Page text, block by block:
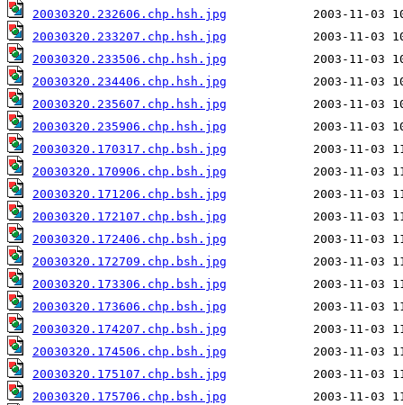
20030320.232606.chp.hsh.jpg
20030320.233207.chp.hsh.jpg
20030320.233506.chp.hsh.jpg
20030320.234406.chp.hsh.jpg
20030320.235607.chp.hsh.jpg
20030320.235906.chp.hsh.jpg
20030320.170317.chp.bsh.jpg
20030320.170906.chp.bsh.jpg
20030320.171206.chp.bsh.jpg
20030320.172107.chp.bsh.jpg
20030320.172406.chp.bsh.jpg
20030320.172709.chp.bsh.jpg
20030320.173306.chp.bsh.jpg
20030320.173606.chp.bsh.jpg
20030320.174207.chp.bsh.jpg
20030320.174506.chp.bsh.jpg
20030320.175107.chp.bsh.jpg
20030320.175706.chp.bsh.jpg